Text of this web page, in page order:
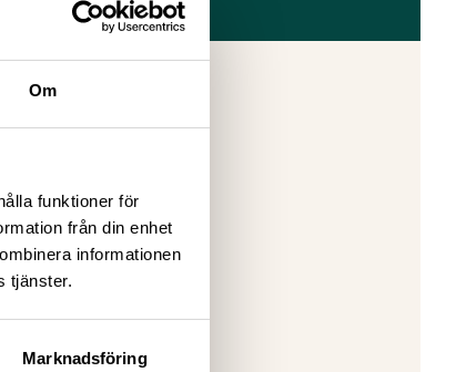
Om
funktioner för
från din enhet
informationen
tjänster.
Marknadsföring